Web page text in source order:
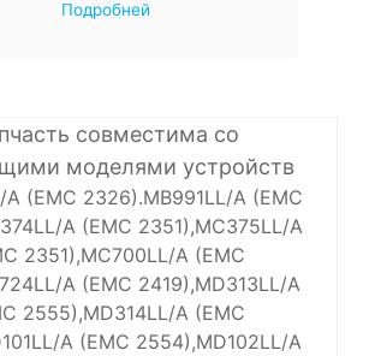
Подробней
совместима со
моделями устройств
A (EMC 2326).MB991LL/A (EMC
A (EMC 2351),MC375LL/A
2351),MC700LL/A (EMC
A (EMC 2419),MD313LL/A
2555),MD314LL/A (EMC
A (EMC 2554),MD102LL/A